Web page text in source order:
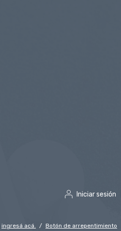
Iniciar sesión
ingresá acá. / Botón de arrepentimiento